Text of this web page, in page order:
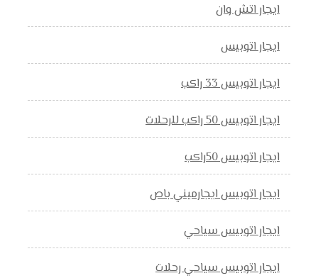
ايجار اتش وان
ايجار اتوبيس
ايجار اتوبيس 33 راكب
ايجار اتوبيس 50 راكب للرحلات
ايجار اتوبيس 50راكب
ايجار اتوبيس ايجارميني باص
ايجار اتوبيس سياحي
ايجار اتوبيس سياحي رحلات